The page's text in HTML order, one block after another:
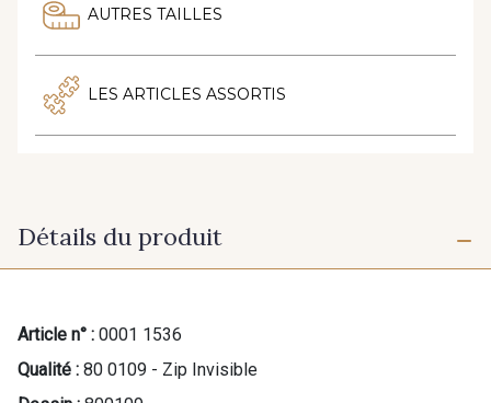
AUTRES TAILLES
LES ARTICLES ASSORTIS
Détails du produit
Article n° : 0001 1536
Qualité : 80 0109 - Zip Invisible